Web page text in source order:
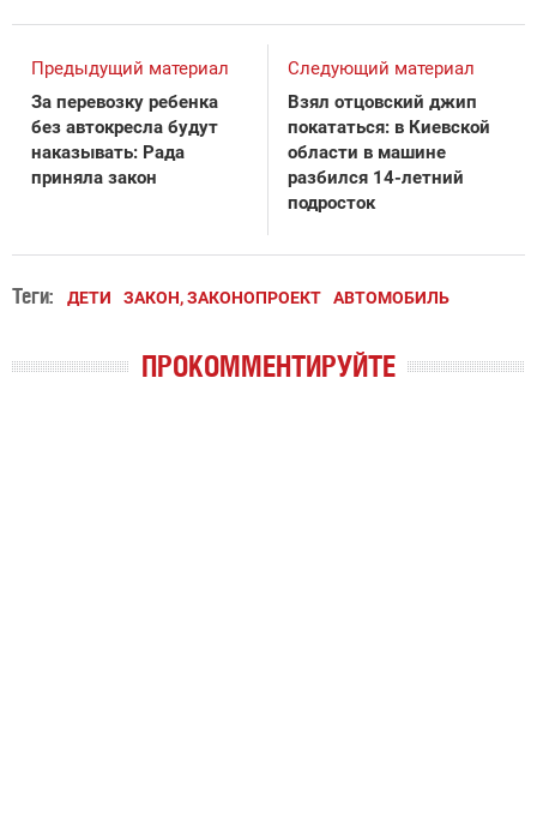
Предыдущий материал
За перевозку ребенка
без автокресла будут
наказывать: Рада
приняла закон
Следующий материал
Взял отцовский джип
покататься: в Киевской
области в машине
разбился 14-летний
подросток
Теги: ДЕТИ ЗАКОН, ЗАКОНОПРОЕКТ АВТОМОБИЛЬ
ПРОКОММЕНТИРУЙТЕ